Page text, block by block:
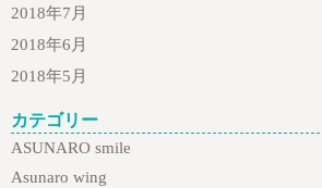
2018年7月
2018年6月
2018年5月
カテゴリー
ASUNARO smile
Asunaro wing